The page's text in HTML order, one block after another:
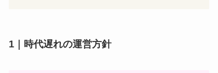
1｜時代遅れの運営方針